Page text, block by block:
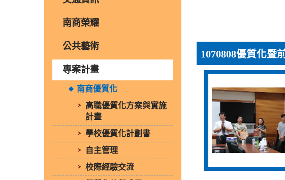
南商榮耀
公共藝術
專案計畫
南商優質化
高職優質化方案與實施
計畫
學校優質化計劃書
自主管理
校際經驗交流
1070808優質化暨